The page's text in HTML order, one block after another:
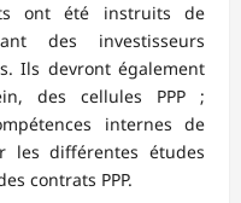
ont été instruits de
des investisseurs
Ils devront également
des cellules PPP ;
internes de
les différentes études
contrats PPP.